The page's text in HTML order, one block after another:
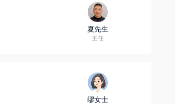
夏先生
主任
缪女士